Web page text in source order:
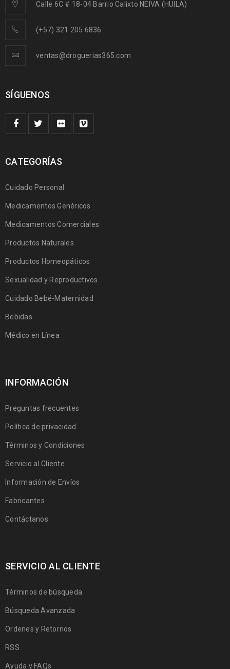
Calle 6C # 18-04 Barrio Calixto NEIVA (HUILA)
(+57) 321 205 6836
ventas@droguerias365.com
SÍGUENOS
CATEGORÍAS
Cuidado Personal
Medicamentos Genéricos
Medicamentos Comerciales
Productos Naturales
Productos Homeopáticos
Sexualidad y Reproductivos
Cuidado Bebé-Maternidad
Bebidas
Médico en Línea
INFORMACIÓN
Preguntas frecuentes
Política de privacidad
Términos y Condiciones
Servicio al Cliente
Información de Envíos
Fabricantes
Contáctanos
SERVICIO AL CLIENTE
Términos de búsqueda
Búsqueda Avanzada
Ordenes y Retornos
RSS
Ayuda y FAQs